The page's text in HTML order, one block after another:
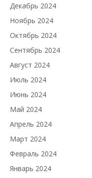
Декабрь 2024
Ноябрь 2024
Октябрь 2024
Сентябрь 2024
Август 2024
Июль 2024
Июнь 2024
Май 2024
Апрель 2024
Март 2024
Февраль 2024
Январь 2024